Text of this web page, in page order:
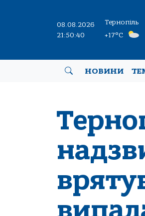
08.08.2026
21:50:41
Тернопіль
+17°C
НОВИНИ